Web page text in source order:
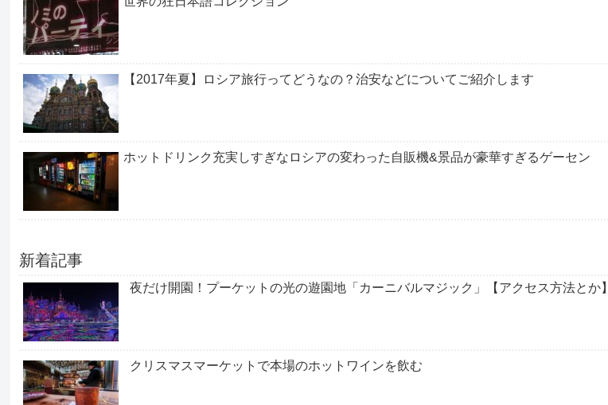
【2017年夏】ロシア旅行ってどうなの？治安などについてご紹介します
ホットドリンク充実しすぎなロシアの変わった自販機&景品が豪華すぎるゲーセン
新着記事
夜だけ開園！プーケットの光の遊園地「カーニバルマジック」【アクセス方法とか】
クリスマスマーケットで本場のホットワインを飲む